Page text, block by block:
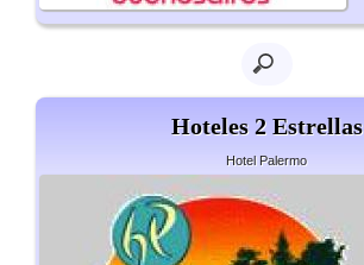
Hoteles 2 Estrellas
Hotel Palermo